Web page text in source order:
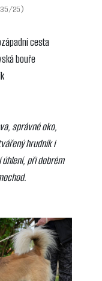
25)
cesta
bouře
správné oko,
hrudník i
při dobrém